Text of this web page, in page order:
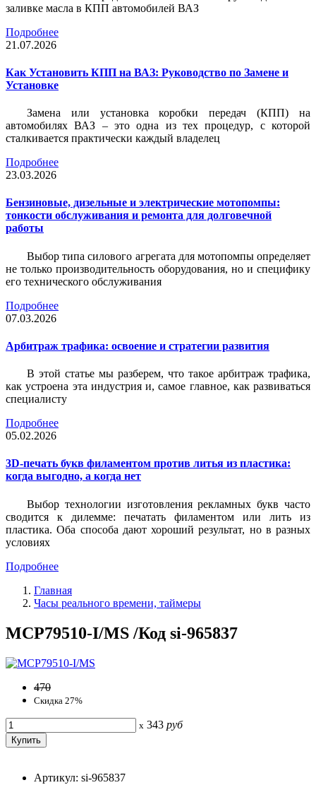
заливке масла в КПП автомобилей ВАЗ
Подробнее
21.07.2026
Как Установить КПП на ВАЗ: Руководство по Замене и
Установке
Замена или установка коробки передач (КПП) на
автомобилях ВАЗ – это одна из тех процедур, с которой
сталкивается практически каждый владелец
Подробнее
23.03.2026
Бензиновые, дизельные и электрические мотопомпы:
тонкости обслуживания и ремонта для долговечной
работы
Выбор типа силового агрегата для мотопомпы определяет
не только производительность оборудования, но и специфику
его технического обслуживания
Подробнее
07.03.2026
Арбитраж трафика: освоение и стратегии развития
В этой статье мы разберем, что такое арбитраж трафика,
как устроена эта индустрия и, самое главное, как развиваться
специалисту
Подробнее
05.02.2026
3D-печать букв филаментом против литья из пластика:
когда выгодно, а когда нет
Выбор технологии изготовления рекламных букв часто
сводится к дилемме: печатать филаментом или лить из
пластика. Оба способа дают хороший результат, но в разных
условиях
Подробнее
Главная
Часы реального времени, таймеры
MCP79510-I/MS /Код si-965837
470
Скидка 27%
x 343 руб
Артикул: si-965837